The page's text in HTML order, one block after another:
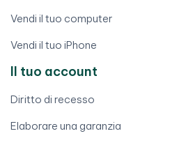
Vendi il tuo computer
Vendi il tuo iPhone
Il tuo account
Diritto di recesso
Elaborare una garanzia